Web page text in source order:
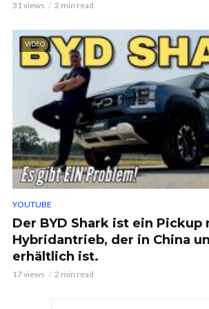
31 views 2 min read
VIDEO
YOUTUBE
Der BYD Shark ist ein Pickup
Hybridantrieb, der in China
erhältlich ist.
17 views 2 min read